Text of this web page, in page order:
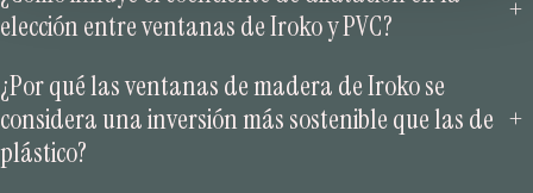
elección entre ventanas de Iroko y PVC?
+
¿Por qué las ventanas de madera de Iroko se
considera una inversión más sostenible que las de
plástico?
+